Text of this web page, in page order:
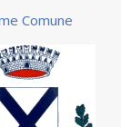
Comune